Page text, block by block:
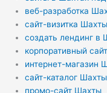
веб-разработка
сайт-визитка Шахты
создать лендинг в
корпоративный
интернет-магазин
сайт-каталог Шахты
промо-сайт Шахты